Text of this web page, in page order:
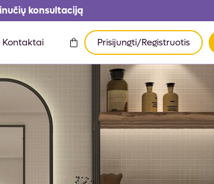
konsultaciją
Kontaktai Prisijungti/Registruotis